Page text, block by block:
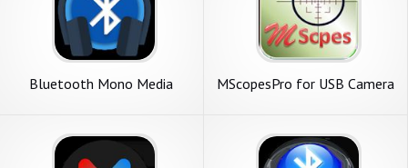
Bluetooth Mono Media
MScopesPro for USB Camera